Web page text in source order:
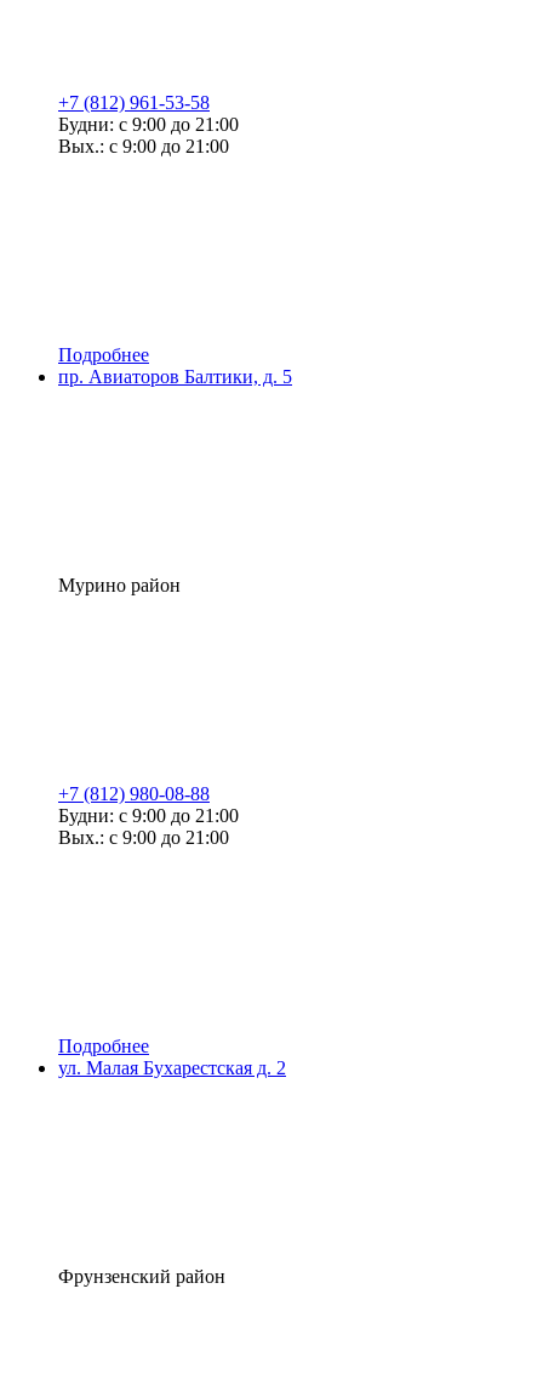
+7 (812) 961-53-58
Будни: с 9:00 до 21:00
Вых.: с 9:00 до 21:00
Подробнее
пр. Авиаторов Балтики, д. 5
Мурино район
+7 (812) 980-08-88
Будни: с 9:00 до 21:00
Вых.: с 9:00 до 21:00
Подробнее
ул. Малая Бухарестская д. 2
Фрунзенский район